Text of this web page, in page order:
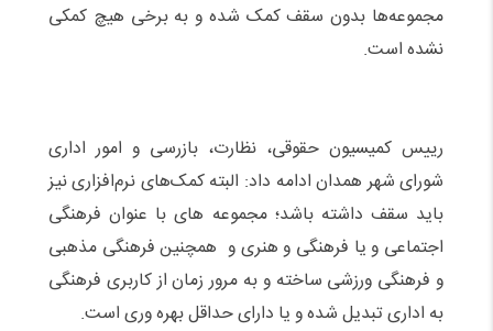
مجموعه‌ها بدون سقف کمک شده و به برخی هیچ کمکی
نشده است.
رییس کمیسیون حقوقی، نظارت، بازرسی و امور اداری
شورای شهر همدان ادامه داد: البته کمک‌های نرم‌افزاری نیز
باید سقف داشته باشد؛ مجموعه های با عنوان فرهنگی
اجتماعی و یا فرهنگی و هنری و همچنین فرهنگی مذهبی
و فرهنگی ورزشی ساخته و به مرور زمان از کاربری فرهنگی
به اداری تبدیل شده و یا دارای حداقل بهره وری است.